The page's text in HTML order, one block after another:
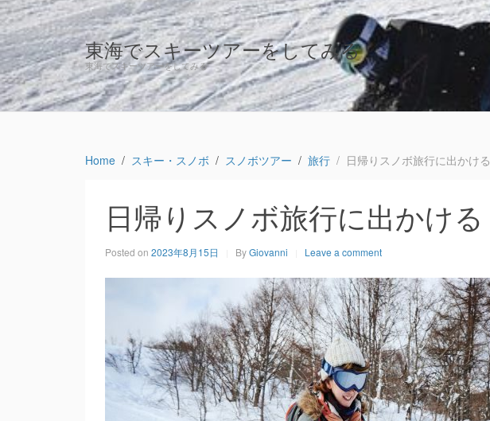
東海でスキーツアーをしてみる
東海でスキーツアーをしてみる
Home スキー・スノボ スノボツアー 旅行 日帰りスノボ旅行に出かける
日帰りスノボ旅行に出かける
Posted on 2023年8月15日 ByGiovanni Leave a comment